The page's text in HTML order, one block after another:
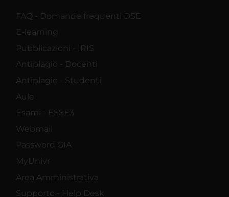
FAQ - Domande frequenti DSE
E-learning
Pubblicazioni - IRIS
Antiplagio - Docenti
Antiplagio - Studenti
Aule
Esami - ESSE3
Webmail
Password GIA
MyUnivr
Area Amministrativa
Supporto - Help Desk